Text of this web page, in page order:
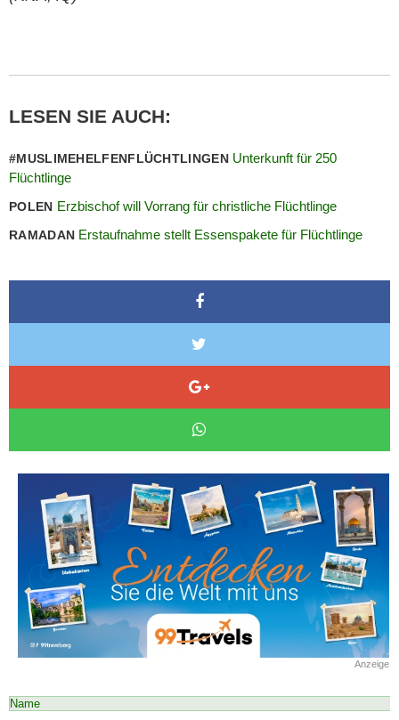
LESEN SIE AUCH:
#MUSLIMEHELFENFLÜCHTLINGEN Unterkunft für 250
Flüchtlinge
POLEN Erzbischof will Vorrang für christliche Flüchtlinge
RAMADAN Erstaufnahme stellt Essenspakete für Flüchtlinge
Anzeige